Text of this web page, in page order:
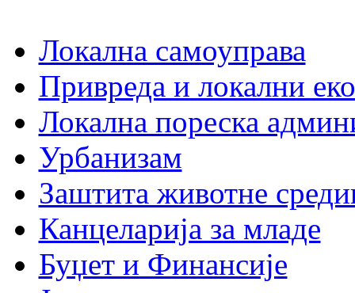
Локална самоуправа
Привреда и локални
Локална пореска
Урбанизам
Заштита животне
Канцеларија за младе
Буџет и Финансије